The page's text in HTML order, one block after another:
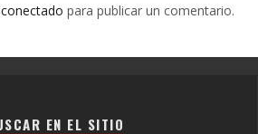
conectado para publicar un comentario.
EN EL SITIO